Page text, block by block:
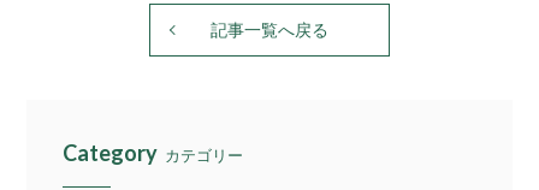
記事一覧へ戻る
Category カテゴリー